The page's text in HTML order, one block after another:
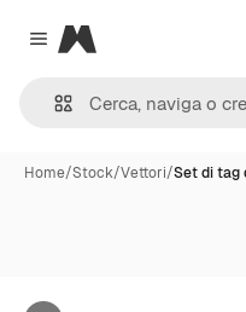
Close menu
Magnific
Home/Stock/Vettori/Set di tag